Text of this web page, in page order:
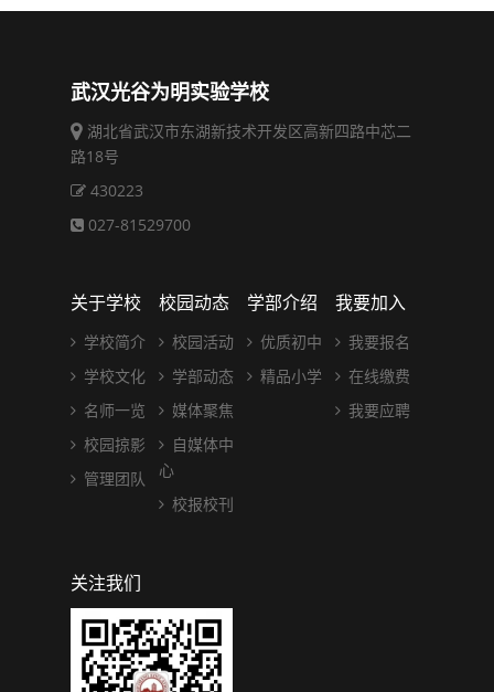
武汉光谷为明实验学校
湖北省武汉市东湖新技术开发区高新四路中芯二
路18号
430223
027-81529700
关于学校
学校简介
学校文化
名师一览
校园掠影
管理团队
校园动态
校园活动
学部动态
媒体聚焦
自媒体中
心
校报校刊
学部介绍
优质初中
精品小学
我要加入
我要报名
在线缴费
我要应聘
关注我们